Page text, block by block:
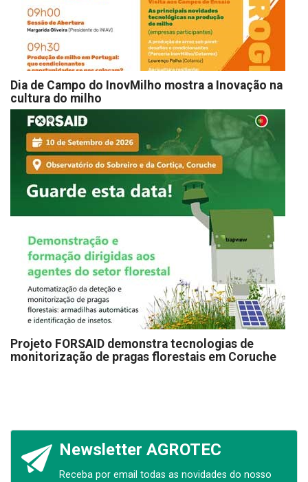
Dia de Campo do InovMilho mostra a Inovação na
cultura do milho
Projeto FORSAID demonstra tecnologias de
monitorização de pragas florestais em Coruche
Newsletter AGROTEC
Receba por email todas as novidades do nosso